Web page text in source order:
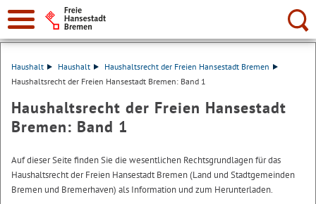
Suche:
Haushalt Haushalt
Haushaltsrecht der Freien Hansestadt Bremen
Haushaltsrecht der Freien Hansestadt Bremen: Band 1
Haushaltsrecht der Freien Hansestadt
Bremen: Band 1
Auf dieser Seite finden Sie die wesentlichen Rechtsgrundlagen für das
Haushaltsrecht der Freien Hansestadt Bremen (Land und Stadtgemeinden
Bremen und Bremerhaven) als Information und zum Herunterladen.